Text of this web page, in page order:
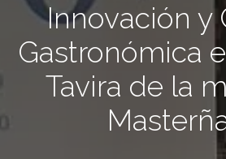
Innovación y
Gastronómica
Tavira de la